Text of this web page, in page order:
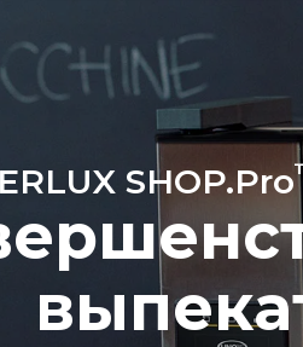
она
устранены
SHOP.Pro